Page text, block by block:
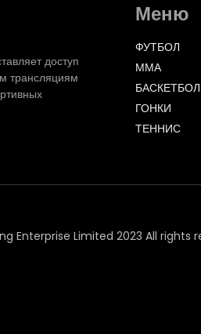
доступ
трансляциям
Меню
ФУТБОЛ
ММА
БАСКЕТБОЛ
ГОНКИ
ТЕННИС
Enterprise Limited 2023 All rights